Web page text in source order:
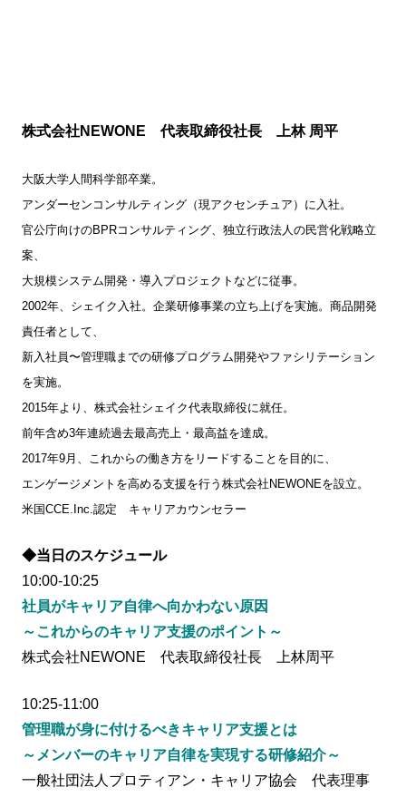
株式会社NEWONE 代表取締役社長 上林 周平
大阪大学人間科学部卒業。
アンダーセンコンサルティング（現アクセンチュア）に入社。
官公庁向けのBPRコンサルティング、独立行政法人の民営化戦略立
案、
大規模システム開発・導入プロジェクトなどに従事。
2002年、シェイク入社。企業研修事業の立ち上げを実施。商品開発
責任者として、
新入社員〜管理職までの研修プログラム開発やファシリテーション
を実施。
2015年より、株式会社シェイク代表取締役に就任。
前年含め3年連続過去最高売上・最高益を達成。
2017年9月、これからの働き方をリードすることを目的に、
エンゲージメントを高める支援を行う株式会社NEWONEを設立。
米国CCE.Inc.認定 キャリアカウンセラー
◆当日のスケジュール
10:00-10:25
社員がキャリア自律へ向かわない原因
～これからのキャリア支援のポイント～
株式会社NEWONE 代表取締役社長 上林周平
10:25-11:00
管理職が身に付けるべきキャリア支援とは
～メンバーのキャリア自律を実現する研修紹介～
一般社団法人プロティアン・キャリア協会 代表理事